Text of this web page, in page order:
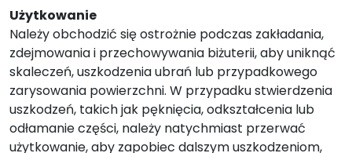
Użytkowanie
Należy obchodzić się ostrożnie podczas zakładania,
zdejmowania i przechowywania biżuterii, aby uniknąć
skaleczeń, uszkodzenia ubrań lub przypadkowego
zarysowania powierzchni. W przypadku stwierdzenia
uszkodzeń, takich jak pęknięcia, odkształcenia lub
odłamanie części, należy natychmiast przerwać
użytkowanie, aby zapobiec dalszym uszkodzeniom,